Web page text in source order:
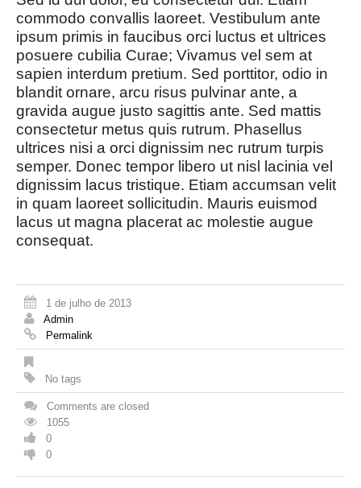
commodo convallis laoreet. Vestibulum ante
ipsum primis in faucibus orci luctus et ultrices
posuere cubilia Curae; Vivamus vel sem at
sapien interdum pretium. Sed porttitor, odio in
blandit ornare, arcu risus pulvinar ante, a
gravida augue justo sagittis ante. Sed mattis
consectetur metus quis rutrum. Phasellus
ultrices nisi a orci dignissim nec rutrum turpis
semper. Donec tempor libero ut nisl lacinia vel
dignissim lacus tristique. Etiam accumsan velit
in quam laoreet sollicitudin. Mauris euismod
lacus ut magna placerat ac molestie augue
consequat.
1 de julho de 2013
Admin
Permalink
No tags
Comments are closed
1055
0
0